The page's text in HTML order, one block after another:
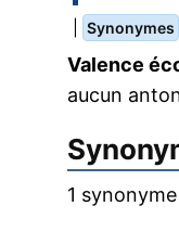
Synonymes
Valence
aucun
1